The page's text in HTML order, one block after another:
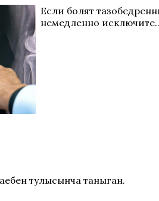
Если болят
немедленно
тулысынча таныган.